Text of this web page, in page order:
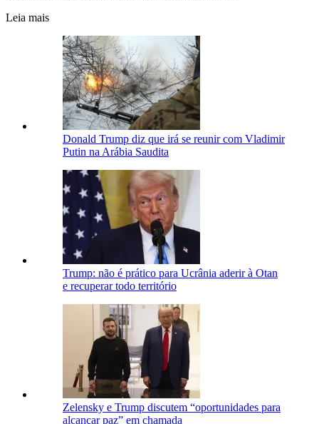
Leia mais
Donald Trump diz que irá se reunir com Vladimir
Putin na Arábia Saudita
Trump: não é prático para Ucrânia aderir à Otan
e recuperar todo território
Zelensky e Trump discutem “oportunidades para
alcançar paz” em chamada